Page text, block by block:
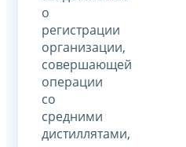
о
регистрации
организации,
совершающей
операции
со
средними
дистиллятами,